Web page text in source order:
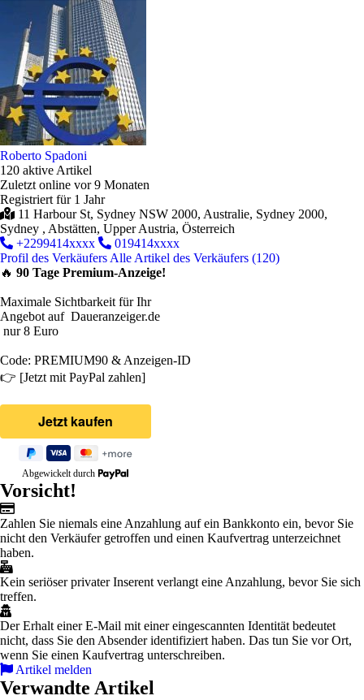
Roberto Spadoni
120 aktive Artikel
Zuletzt online vor 9 Monaten
Registriert für 1 Jahr
11 Harbour St, Sydney NSW 2000, Australie, Sydney 2000,
Sydney , Abstätten, Upper Austria, Österreich
+2299414xxxx
019414xxxx
Profil des Verkäufers Alle Artikel des Verkäufers (120)
🔥 90 Tage Premium-Anzeige!
Maximale Sichtbarkeit für Ihr
Angebot auf Daueranzeiger.de
nur 8 Euro
Code: PREMIUM90 & Anzeigen-ID
👉 [Jetzt mit PayPal zahlen]
Abgewickelt durch
Vorsicht!
Zahlen Sie niemals eine Anzahlung auf ein Bankkonto ein, bevor Sie
nicht den Verkäufer getroffen und einen Kaufvertrag unterzeichnet
haben.
Kein seriöser privater Inserent verlangt eine Anzahlung, bevor Sie sich
treffen.
Der Erhalt einer E-Mail mit einer eingescannten Identität bedeutet
nicht, dass Sie den Absender identifiziert haben. Das tun Sie vor Ort,
wenn Sie einen Kaufvertrag unterschreiben.
Artikel melden
Verwandte Artikel